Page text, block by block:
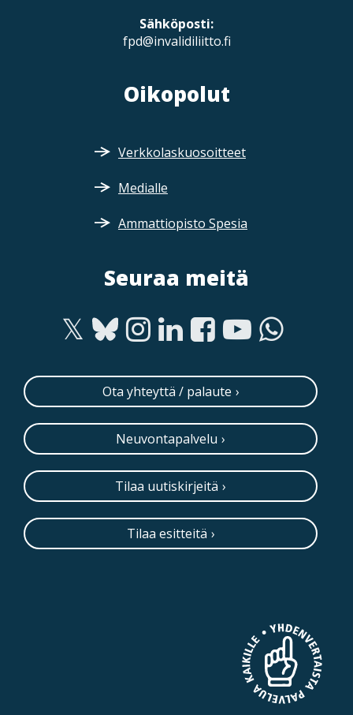
Sähköposti:
fpd@invalidiliitto.fi
Oikopolut
Verkkolaskuosoitteet
Medialle
Ammattiopisto Spesia
Seuraa meitä
Ota yhteyttä / palaute
Neuvontapalvelu
Tilaa uutiskirjeitä
Tilaa esitteitä